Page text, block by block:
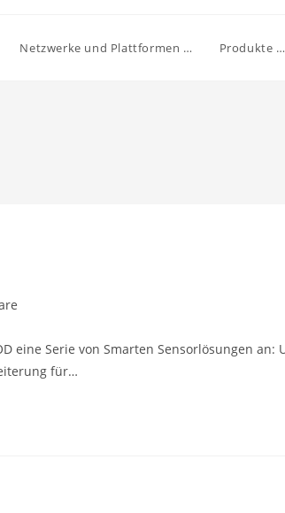
Netzwerke und Plattformen … Produkte …
eine Serie von Smarten Sensorlösungen an:
für…